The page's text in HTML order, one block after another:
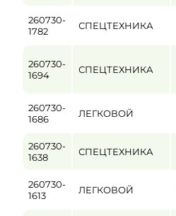
260730-
1782
СПЕЦТЕХНИКА
260730-
1694
СПЕЦТЕХНИКА
260730-
1686
ЛЕГКОВОЙ
260730-
1638
СПЕЦТЕХНИКА
260730-
1613
ЛЕГКОВОЙ